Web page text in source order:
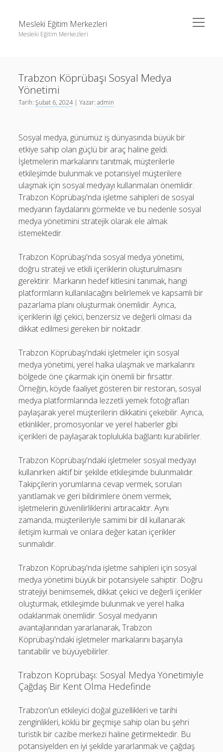
Mesleki Eğitim Merkezleri
Mesleki Eğitim Merkezleri
menüyü
aç
Liste
Sayfa Listesi
Igtv Yorum Yükseltme Hilesi
Sayfa Listesi
Threads Beğeni Arttırma
Twitter Gizli Hesaba Nasıl Bakılır
Trabzon Köprübaşı Sosyal Medya
Yönetimi
Tarih:Şubat 6, 2024| Yazar:admin
Sosyal medya, günümüz iş dünyasında büyük bir
etkiye sahip olan güçlü bir araç haline geldi.
İşletmelerin markalarını tanıtmak, müşterilerle
etkileşimde bulunmak ve potansiyel müşterilere
ulaşmak için sosyal medyayı kullanmaları önemlidir.
Trabzon Köprübaşı'nda işletme sahipleri de sosyal
medyanın faydalarını görmekte ve bu nedenle sosyal
medya yönetimini stratejik olarak ele almak
istemektedir.
Trabzon Köprübaşı'nda sosyal medya yönetimi,
doğru strateji ve etkili içeriklerin oluşturulmasını
gerektirir. Markanın hedef kitlesini tanımak, hangi
platformların kullanılacağını belirlemek ve kapsamlı bir
pazarlama planı oluşturmak önemlidir. Ayrıca,
içeriklerin ilgi çekici, benzersiz ve değerli olması da
dikkat edilmesi gereken bir noktadır.
Trabzon Köprübaşı'ndaki işletmeler için sosyal
medya yönetimi, yerel halka ulaşmak ve markalarını
bölgede öne çıkarmak için önemli bir fırsattır.
Örneğin, köyde faaliyet gösteren bir restoran, sosyal
medya platformlarında lezzetli yemek fotoğrafları
paylaşarak yerel müşterilerin dikkatini çekebilir. Ayrıca,
etkinlikler, promosyonlar ve yerel haberler gibi
içerikleri de paylaşarak toplulukla bağlantı kurabilirler.
Trabzon Köprübaşı'ndaki işletmeler sosyal medyayı
kullanırken aktif bir şekilde etkileşimde bulunmalıdır.
Takipçilerin yorumlarına cevap vermek, soruları
yanıtlamak ve geri bildirimlere önem vermek,
işletmelerin güvenilirliklerini artıracaktır. Aynı
zamanda, müşterileriyle samimi bir dil kullanarak
iletişim kurmalı ve onlara değer katan içerikler
sunmalıdır.
Trabzon Köprübaşı'nda işletme sahipleri için sosyal
medya yönetimi büyük bir potansiyele sahiptir. Doğru
stratejiyi benimsemek, dikkat çekici ve değerli içerikler
oluşturmak, etkileşimde bulunmak ve yerel halka
odaklanmak önemlidir. Sosyal medyanın
avantajlarından yararlanarak, Trabzon
Köprübaşı'ndaki işletmeler markalarını başarıyla
tanıtabilir ve büyüyebilirler.
Trabzon Köprübaşı: Sosyal Medya Yönetimiyle
Çağdaş Bir Kent Olma Hedefinde
Trabzon'un etkileyici doğal güzellikleri ve tarihi
zenginlikleri, köklü bir geçmişe sahip olan bu şehri
turistik bir cazibe merkezi haline getirmektedir. Bu
potansiyelden en iyi şekilde yararlanmak ve çağdaş